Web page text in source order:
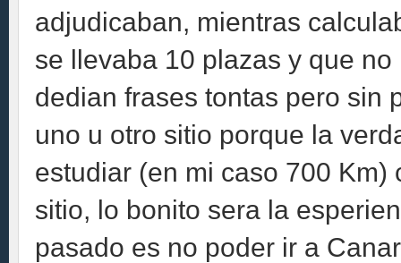
adjudicaban, mientras
se llevaba 10 plazas y que
dedian frases tontas pero sin
uno u otro sitio porque la
estudiar (en mi caso 700
sitio, lo bonito sera la
pasado es no poder ir a